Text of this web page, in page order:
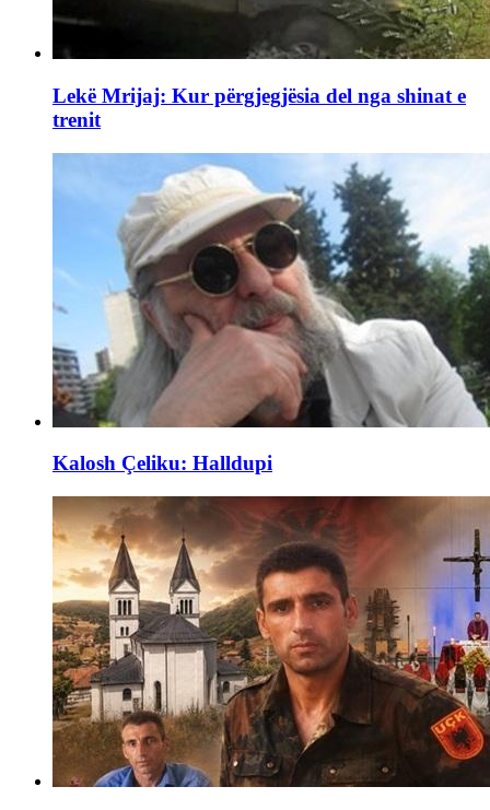
Lekë Mrijaj: Kur përgjegjësia del nga shinat e
trenit
Kalosh Çeliku: Halldupi